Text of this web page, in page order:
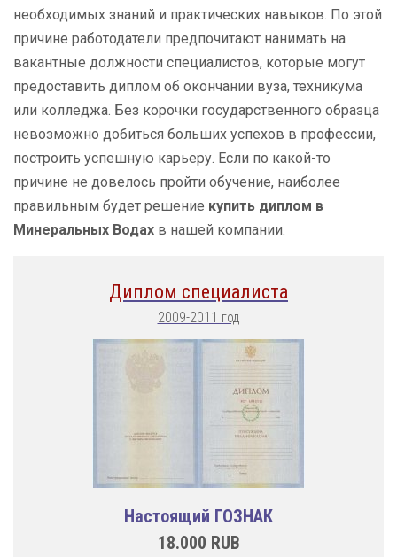
необходимых знаний и практических навыков. По этой
причине работодатели предпочитают нанимать на
вакантные должности специалистов, которые могут
предоставить диплом об окончании вуза, техникума
или колледжа. Без корочки государственного образца
невозможно добиться больших успехов в профессии,
построить успешную карьеру. Если по какой-то
причине не довелось пройти обучение, наиболее
правильным будет решение купить диплом в
Минеральных Водах в нашей компании.
Диплом специалиста
2009-2011 год
Настоящий ГОЗНАК
18.000 RUB